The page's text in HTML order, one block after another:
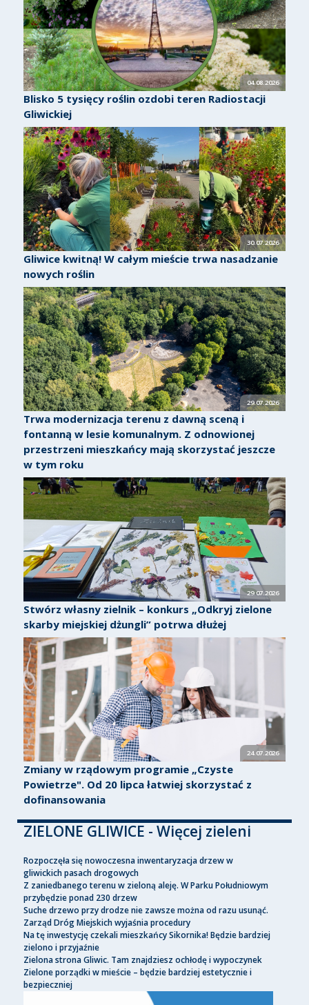
04.08.2026
Blisko 5 tysięcy roślin ozdobi teren Radiostacji
Gliwickiej
30.07.2026
Gliwice kwitną! W całym mieście trwa nasadzanie
nowych roślin
29.07.2026
Trwa modernizacja terenu z dawną sceną i
fontanną w lesie komunalnym. Z odnowionej
przestrzeni mieszkańcy mają skorzystać jeszcze
w tym roku
29.07.2026
Stwórz własny zielnik – konkurs „Odkryj zielone
skarby miejskiej dżungli” potrwa dłużej
24.07.2026
Zmiany w rządowym programie „Czyste
Powietrze". Od 20 lipca łatwiej skorzystać z
dofinansowania
ZIELONE GLIWICE - Więcej zieleni
Rozpoczęła się nowoczesna inwentaryzacja drzew w
gliwickich pasach drogowych
Z zaniedbanego terenu w zieloną aleję. W Parku Południowym
przybędzie ponad 230 drzew
Suche drzewo przy drodze nie zawsze można od razu usunąć.
Zarząd Dróg Miejskich wyjaśnia procedury
Na tę inwestycję czekali mieszkańcy Sikornika! Będzie bardziej
zielono i przyjaźnie
Zielona strona Gliwic. Tam znajdziesz ochłodę i wypoczynek
Zielone porządki w mieście – będzie bardziej estetycznie i
bezpieczniej